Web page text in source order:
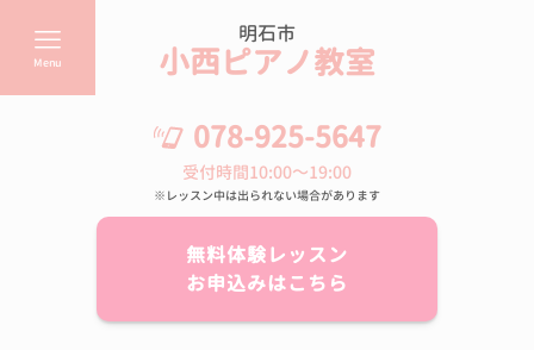
明石市
小西ピアノ教室
Menu
078-925-5647
受付時間10:00～19:00
※レッスン中は出られない場合があります
無料体験レッスン
お申込みはこちら